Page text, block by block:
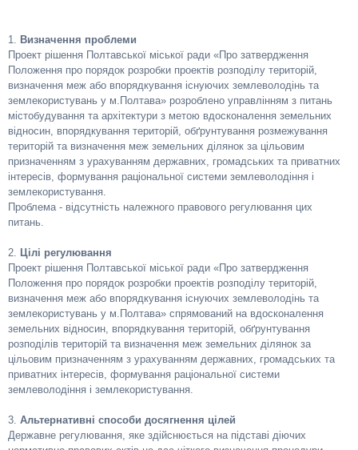
1.
Визначення проблеми
Проект рішення Полтавської міської ради «Про затвердження
Положення про порядок розробки проектів розподілу територій,
визначення меж або впорядкування існуючих землеволодінь та
землекористувань у м.Полтава» розроблено управлінням з питань
містобудування та архітектури з метою вдосконалення земельних
відносин, впорядкування територій, обґрунтування розмежування
територій та визначення меж земельних ділянок за цільовим
призначенням з урахуванням державних, громадських та приватних
інтересів, формування раціональної системи землеволодіння і
землекористування.
Проблема - відсутність належного правового регулювання цих
питань.
2.
Цілі регулювання
Проект рішення Полтавської міської ради «Про затвердження
Положення про порядок розробки проектів розподілу територій,
визначення меж або впорядкування існуючих землеволодінь та
землекористувань у м.Полтава» спрямований на вдосконалення
земельних відносин, впорядкування територій, обґрунтування
розподілів територій та визначення меж земельних ділянок за
цільовим призначенням з урахуванням державних, громадських та
приватних інтересів, формування раціональної системи
землеволодіння і землекористування.
3. Альтернативні способи досягнення цілей
Державне регулювання, яке здійснюється на підставі діючих